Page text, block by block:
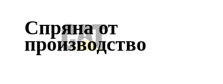
Спряна от
производство